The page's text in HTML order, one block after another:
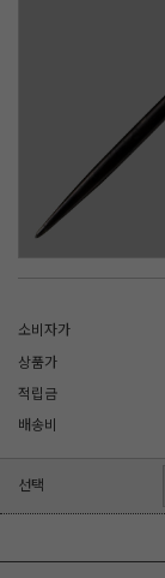
소비자가
상품가
적립금
배송비
선택